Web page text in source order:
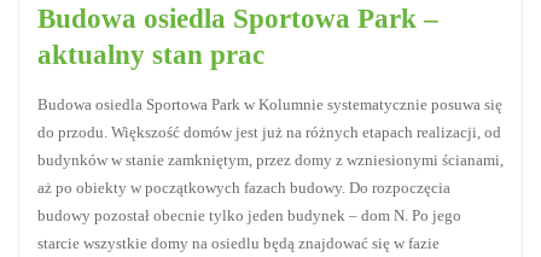
Budowa osiedla Sportowa Park –
aktualny stan prac
Budowa osiedla Sportowa Park w Kolumnie systematycznie posuwa się
do przodu. Większość domów jest już na różnych etapach realizacji, od
budynków w stanie zamkniętym, przez domy z wzniesionymi ścianami,
aż po obiekty w początkowych fazach budowy. Do rozpoczęcia
budowy pozostał obecnie tylko jeden budynek – dom N. Po jego
starcie wszystkie domy na osiedlu będą znajdować się w fazie